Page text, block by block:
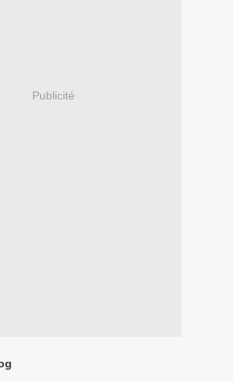
Publicité